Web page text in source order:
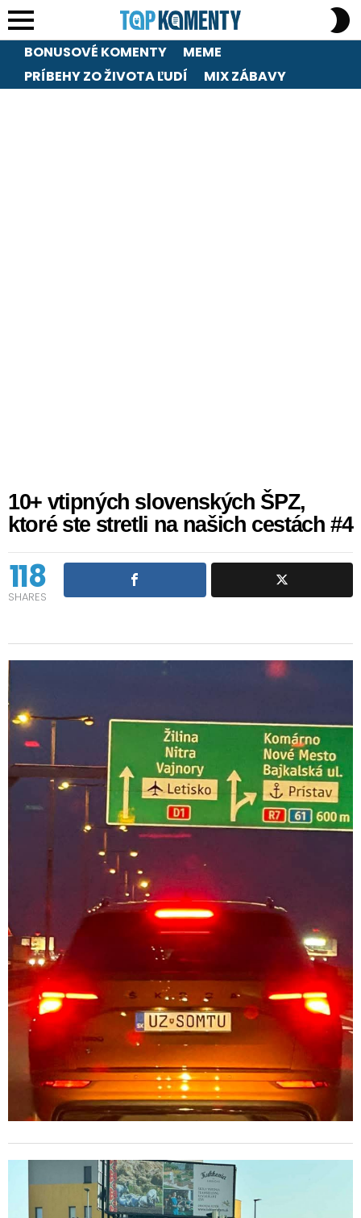
Menu
BONUSOVÉ KOMENTY
MEME
PRÍBEHY ZO ŽIVOTA ĽUDÍ
MIX ZÁBAVY
10+ vtipných slovenských ŠPZ,
ktoré ste stretli na našich cestách #4
118
SHARES